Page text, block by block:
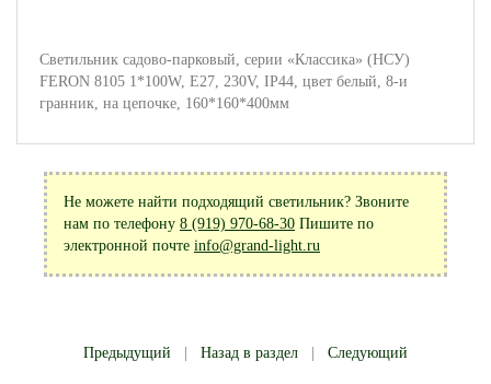
Светильник садово-парковый, серии «Классика» (НСУ)
FERON 8105 1*100W, E27, 230V, IP44, цвет белый, 8-и
гранник, на цепочке, 160*160*400мм
Не можете найти подходящий светильник? Звоните
нам по телефону 8 (919) 970-68-30 Пишите по
электронной почте info@grand-light.ru
Предыдущий Назад в раздел Следующий